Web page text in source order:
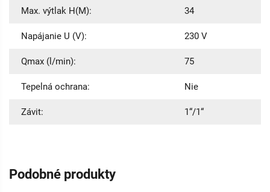
Max. výtlak H(M): 34
Napájanie U (V): 230 V
Qmax (l/min): 75
Tepelná ochrana: Nie
Závit: 1“/1“
Podobné produkty